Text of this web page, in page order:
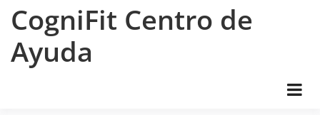
CogniFit Centro de
Ayuda